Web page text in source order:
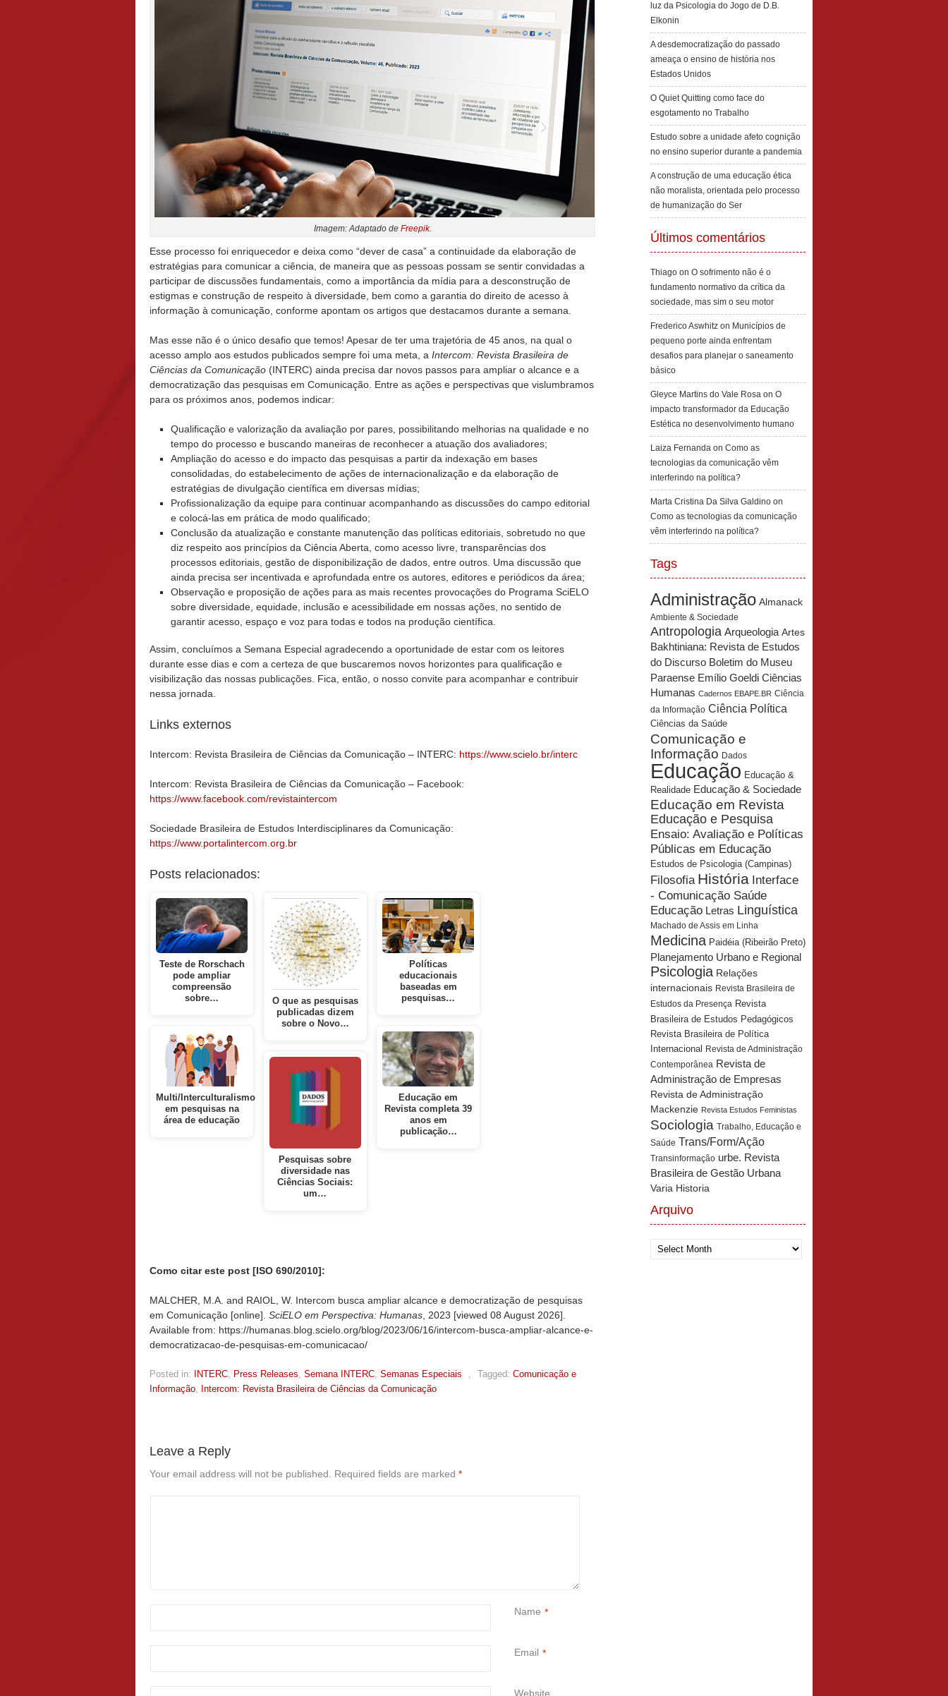
Imagem: Adaptado de Freepik.
Esse processo foi enriquecedor e deixa como “dever de casa” a continuidade da elaboração de
estratégias para comunicar a ciência, de maneira que as pessoas possam se sentir convidadas a
participar de discussões fundamentais, como a importância da mídia para a desconstrução de
estigmas e construção de respeito à diversidade, bem como a garantia do direito de acesso à
informação à comunicação, conforme apontam os artigos que destacamos durante a semana.
Mas esse não é o único desafio que temos! Apesar de ter uma trajetória de 45 anos, na qual o
acesso amplo aos estudos publicados sempre foi uma meta, a Intercom: Revista Brasileira de
Ciências da Comunicação (INTERC) ainda precisa dar novos passos para ampliar o alcance e a
democratização das pesquisas em Comunicação. Entre as ações e perspectivas que vislumbramos
para os próximos anos, podemos indicar:
Qualificação e valorização da avaliação por pares, possibilitando melhorias na qualidade e no
tempo do processo e buscando maneiras de reconhecer a atuação dos avaliadores;
Ampliação do acesso e do impacto das pesquisas a partir da indexação em bases
consolidadas, do estabelecimento de ações de internacionalização e da elaboração de
estratégias de divulgação científica em diversas mídias;
Profissionalização da equipe para continuar acompanhando as discussões do campo editorial
e colocá-las em prática de modo qualificado;
Conclusão da atualização e constante manutenção das políticas editoriais, sobretudo no que
diz respeito aos princípios da Ciência Aberta, como acesso livre, transparências dos
processos editoriais, gestão de disponibilização de dados, entre outros. Uma discussão que
ainda precisa ser incentivada e aprofundada entre os autores, editores e periódicos da área;
Observação e proposição de ações para as mais recentes provocações do Programa SciELO
sobre diversidade, equidade, inclusão e acessibilidade em nossas ações, no sentido de
garantir acesso, espaço e voz para todas e todos na produção científica.
Assim, concluímos a Semana Especial agradecendo a oportunidade de estar com os leitores
durante esse dias e com a certeza de que buscaremos novos horizontes para qualificação e
visibilização das nossas publicações. Fica, então, o nosso convite para acompanhar e contribuir
nessa jornada.
Links externos
Intercom: Revista Brasileira de Ciências da Comunicação – INTERC: https://www.scielo.br/interc
Intercom: Revista Brasileira de Ciências da Comunicação – Facebook:
https://www.facebook.com/revistaintercom
Sociedade Brasileira de Estudos Interdisciplinares da Comunicação:
https://www.portalintercom.org.br
Posts relacionados:
Teste de Rorschach
pode ampliar
compreensão
sobre…
Multi/Interculturalismo
em pesquisas na
área de educação
O que as pesquisas
publicadas dizem
sobre o Novo…
Pesquisas sobre
diversidade nas
Ciências Sociais:
um…
Políticas
educacionais
baseadas em
pesquisas…
Educação em
Revista completa 39
anos em
publicação…
Como citar este post [ISO 690/2010]:
MALCHER, M.A. and RAIOL, W. Intercom busca ampliar alcance e democratização de pesquisas
em Comunicação [online]. SciELO em Perspectiva: Humanas, 2023 [viewed 08 August 2026].
Available from: https://humanas.blog.scielo.org/blog/2023/06/16/intercom-busca-ampliar-alcance-e-
democratizacao-de-pesquisas-em-comunicacao/
Posted in: INTERC, Press Releases, Semana INTERC, Semanas Especiais , Tagged: Comunicação e
Informação, Intercom: Revista Brasileira de Ciências da Comunicação
Leave a Reply
Your email address will not be published. Required fields are marked *
Name *
Email *
Website
luz da Psicologia do Jogo de D.B.
Elkonin
A desdemocratização do passado
ameaça o ensino de história nos
Estados Unidos
O Quiet Quitting como face do
esgotamento no Trabalho
Estudo sobre a unidade afeto cognição
no ensino superior durante a pandemia
A construção de uma educação ética
não moralista, orientada pelo processo
de humanização do Ser
Últimos comentários
Thiago on O sofrimento não é o
fundamento normativo da crítica da
sociedade, mas sim o seu motor
Frederico Aswhitz on Municípios de
pequeno porte ainda enfrentam
desafios para planejar o saneamento
básico
Gleyce Martins do Vale Rosa on O
impacto transformador da Educação
Estética no desenvolvimento humano
Laiza Fernanda on Como as
tecnologias da comunicação vêm
interferindo na política?
Marta Cristina Da Silva Galdino on
Como as tecnologias da comunicação
vêm interferindo na política?
Tags
Administração Almanack
Ambiente & Sociedade
Antropologia Arqueologia Artes
Bakhtiniana: Revista de Estudos
do Discurso Boletim do Museu
Paraense Emílio Goeldi Ciências
Humanas Cadernos EBAPE.BR Ciência
da Informação Ciência Política
Ciências da Saúde
Comunicação e
Informação Dados
Educação Educação &
Realidade Educação & Sociedade
Educação em Revista
Educação e Pesquisa
Ensaio: Avaliação e Políticas
Públicas em Educação
Estudos de Psicologia (Campinas)
Filosofia História Interface
- Comunicação Saúde
Educação Letras Linguística
Machado de Assis em Linha
Medicina Paidéia (Ribeirão Preto)
Planejamento Urbano e Regional
Psicologia Relações
internacionais Revista Brasileira de
Estudos da Presença Revista
Brasileira de Estudos Pedagógicos
Revista Brasileira de Política
Internacional Revista de Administração
Contemporânea Revista de
Administração de Empresas
Revista de Administração
Mackenzie Revista Estudos Feministas
Sociologia Trabalho, Educação e
Saúde Trans/Form/Ação
Transinformação urbe. Revista
Brasileira de Gestão Urbana
Varia Historia
Arquivo
Arquivo